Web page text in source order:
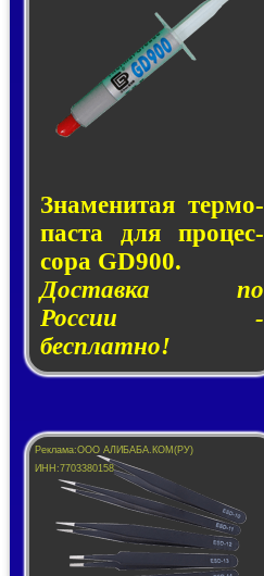
Знаменитая тер­мо­
пас­та для про­цес­
со­ра GD900.
Доставка по
России -
бесплатно!